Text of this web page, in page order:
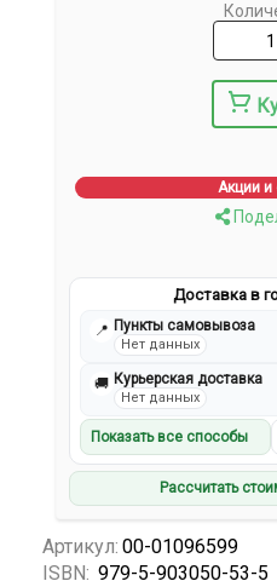
Акции и
Доставка в
📍 Пункты самовывоза
Нет данных
🚚 Курьерская доставка
Нет данных
Показать все способы
Рассчитать
Артикул: 00-01096599
ISBN: 979-5-903050-53-5